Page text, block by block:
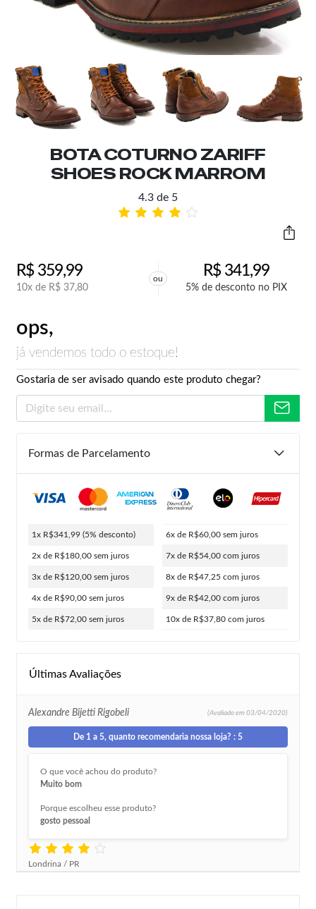
BOTA COTURNO ZARIFF
SHOES ROCK MARROM
4.3 de 5
R$359,99
10x de R$ 37,80
ou R$341,99
5% de desconto no PIX
ops,
já vendemos todo o estoque!
Gostaria de ser avisado quando este produto chegar?
Formas de Parcelamento
1x R$341,99 (5% desconto)
2x de R$180,00 sem juros
3x de R$120,00 sem juros
4x de R$90,00 sem juros
5x de R$72,00 sem juros
6x de R$60,00 sem juros
7x de R$54,00 com juros
8x de R$47,25 com juros
9x de R$42,00 com juros
10x de R$37,80 com juros
Últimas Avaliações
Alexandre Bijetti Rigobeli (Avaliado em 03/04/2020)
De 1 a 5, quanto recomendaria nossa loja? : 5
O que você achou do produto?
Muito bom
Porque escolheu esse produto?
gosto pessoal
Londrina / PR